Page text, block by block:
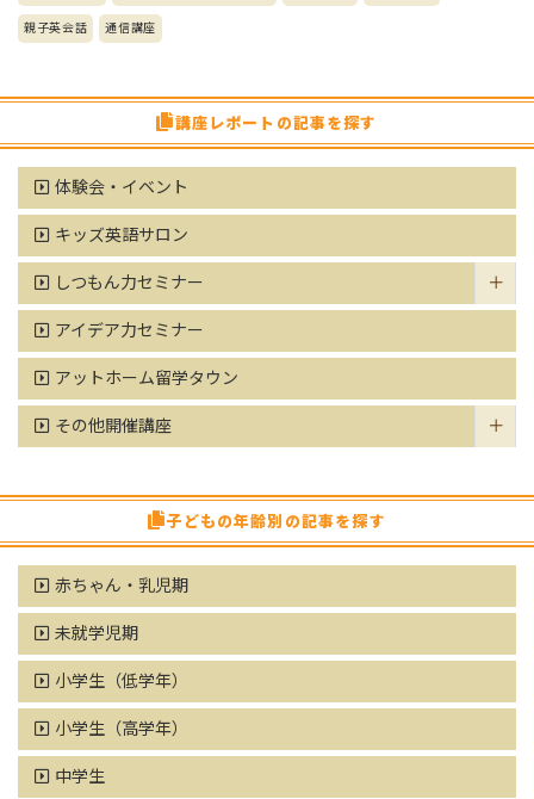
親子英会話 通信講座
講座レポートの記事を探す
体験会・イベント
キッズ英語サロン
しつもん力セミナー
アイデア力セミナー
アットホーム留学タウン
その他開催講座
子どもの年齢別の記事を探す
赤ちゃん・乳児期
未就学児期
小学生（低学年）
小学生（高学年）
中学生